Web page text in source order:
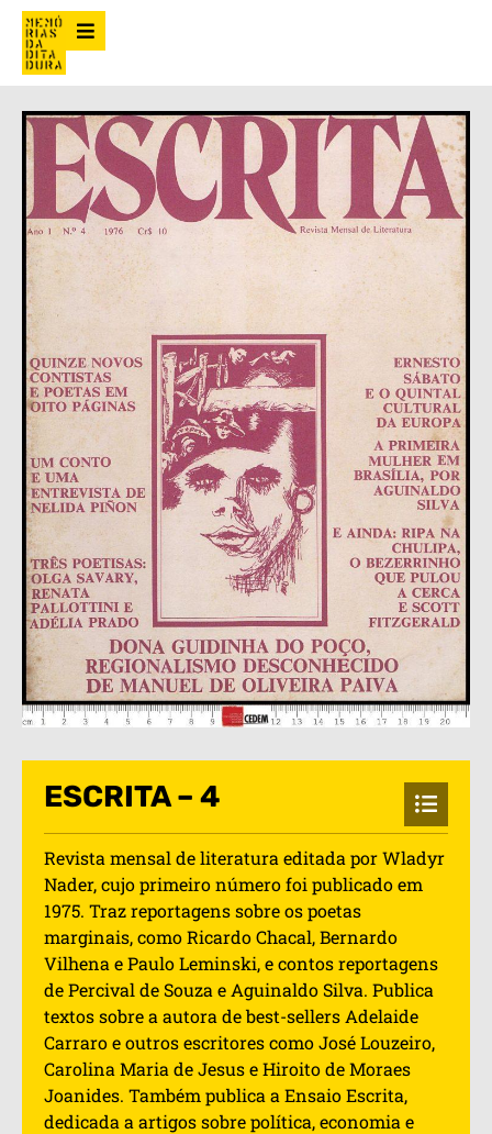
ESCRITA – 4
Revista mensal de literatura editada por Wladyr
Nader, cujo primeiro número foi publicado em
1975. Traz reportagens sobre os poetas
marginais, como Ricardo Chacal, Bernardo
Vilhena e Paulo Leminski, e contos reportagens
de Percival de Souza e Aguinaldo Silva. Publica
textos sobre a autora de best-sellers Adelaide
Carraro e outros escritores como José Louzeiro,
Carolina Maria de Jesus e Hiroito de Moraes
Joanides. Também publica a Ensaio Escrita,
dedicada a artigos sobre política, economia e